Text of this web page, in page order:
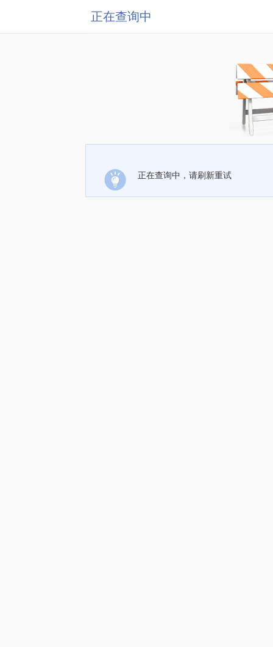
正在查询中
正在查询中，请刷新重试